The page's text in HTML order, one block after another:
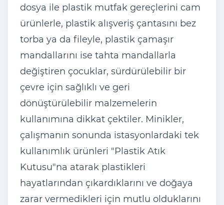
dosya ile plastik mutfak gereçlerini cam
ürünlerle, plastik alışveriş çantasını bez
torba ya da fileyle, plastik çamaşır
mandallarını ise tahta mandallarla
değiştiren çocuklar, sürdürülebilir bir
çevre için sağlıklı ve geri
dönüştürülebilir malzemelerin
kullanımına dikkat çektiler. Minikler,
çalışmanın sonunda istasyonlardaki tek
kullanımlık ürünleri "Plastik Atık
Kutusu"na atarak plastikleri
hayatlarından çıkardıklarını ve doğaya
zarar vermedikleri için mutlu olduklarını